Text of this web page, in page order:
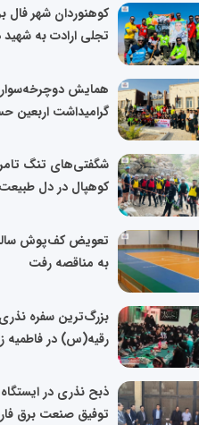
کوهنوردان شهر فال
تجلی ارادت به شهید
همایش
گرامیداشت اربعین
شگفتی‌های تنگ
کوهپال در دل
تعویض کف‌پوش
به مناقصه رفت
بزرگ‌ترین سفره
رقیه(س) در فاطمیه
ذبح نذری در
توفیق صنعت برق